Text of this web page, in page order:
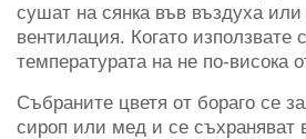
сушат на сянка във въздуха
вентилация. Когато използвате
температурата на не по-висока
Събраните цветя от бораго се
сироп или мед и се съхраняват